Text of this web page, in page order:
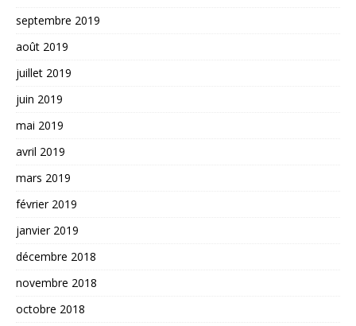
septembre 2019
août 2019
juillet 2019
juin 2019
mai 2019
avril 2019
mars 2019
février 2019
janvier 2019
décembre 2018
novembre 2018
octobre 2018